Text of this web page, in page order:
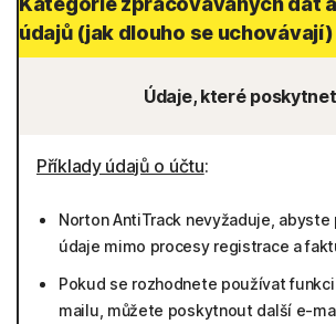
údajů (jak dlouho se uchovávají)
Údaje, které
Příklady údajů o účtu:
Norton AntiTrack nevyžaduje,
údaje mimo procesy registrace a
Pokud se rozhodnete používat
mailu, můžete poskytnout další e-